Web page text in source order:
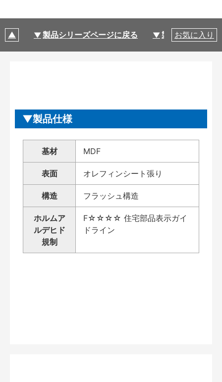
製品シリーズページに戻る 製品仕様
お気に入り
製品仕様
基材 MDF
表面 オレフィンシート張り
構造 フラッシュ構造
ホルムア
ルデヒド
規制
F☆☆☆☆ 住宅部品表示ガイ
ドライン